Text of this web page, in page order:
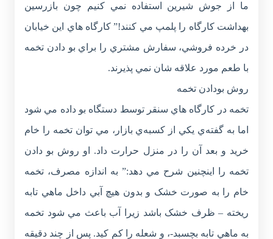
ما از جوش شيرين استفاده نمي کنيم چون بازرسين
بهداشت کارگاه را پلمپ مي کنند!” کارگاه هاي اين خيابان
در خرده فروشي، سفارش مشتري را براي بو دادن تخمه
با طعم مورد علاقه‌ شان نمي پذيرند.
روش بودادن تخمه
تخمه در کارگاه هاي سنقر توسط دستگاه بو داده مي شود
اما به گفته‌ي يکي از کسبه‌ي بازار، مي توان تخمه را خام
خريد و بعد آن را در منزل حرارت داد. او روش بو دادن
تخمه را اينچنين شرح مي دهد:” به اندازه مصرف، تخمه
خام را به صورت خشک و بدون هيچ آبي داخل ماهي تابه
ريخته – ظرف خشک باشد زيرا آب باعث مي شود تخمه
به ماهي تابه بچسبد-، و شعله را کم کيد. پس از چند دقيقه